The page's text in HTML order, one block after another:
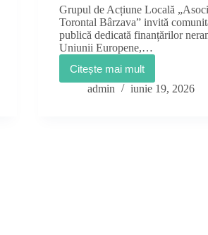
Grupul de Acțiune Locală
Torontal Bârzava” invită
publică dedicată finanțărilor
Uniunii Europene,…
Citește mai mult
Întâlnire
publică
admin iunie 19, 2026